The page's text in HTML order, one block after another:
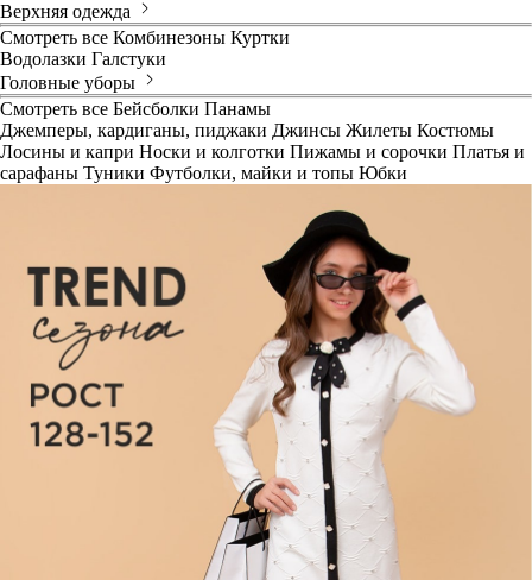
Верхняя одежда
Смотреть все Комбинезоны Куртки
Водолазки Галстуки
Головные уборы
Смотреть все Бейсболки Панамы
Джемперы, кардиганы, пиджаки Джинсы Жилеты Костюмы
Лосины и капри Носки и колготки Пижамы и сорочки Платья и
сарафаны Туники Футболки, майки и топы Юбки